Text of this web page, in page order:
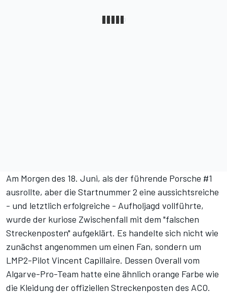
Am Morgen des 18. Juni, als der führende Porsche #1
ausrollte, aber die Startnummer 2 eine aussichtsreiche
- und letztlich erfolgreiche - Aufholjagd vollführte,
wurde der kuriose Zwischenfall mit dem "falschen
Streckenposten" aufgeklärt. Es handelte sich nicht wie
zunächst angenommen um einen Fan, sondern um
LMP2-Pilot Vincent Capillaire. Dessen Overall vom
Algarve-Pro-Team hatte eine ähnlich orange Farbe wie
die Kleidung der offiziellen Streckenposten des ACO.